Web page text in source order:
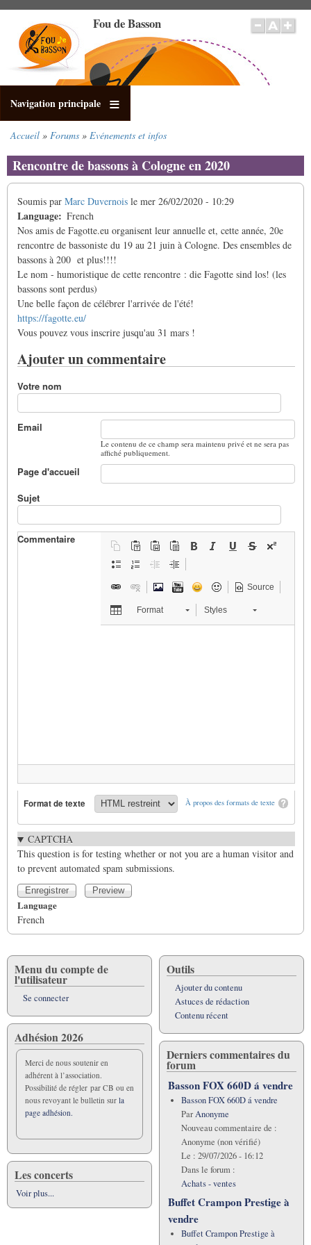
contenu
principal
Fou de Basson
Navigation principale
d'Ariane
Accueil Forums Evénements et infos
Rencontre de bassons à Cologne en 2020
Soumis par Marc Duvernois le mer 26/02/2020 - 10:29
Language
French
Nos amis de Fagotte.eu organisent leur annuelle et, cette année, 20e
rencontre de bassoniste du 19 au 21 juin à Cologne. Des ensembles de
bassons à 200 et plus!!!!
Le nom - humoristique de cette rencontre : die Fagotte sind los! (les
bassons sont perdus)
Une belle façon de célébrer l'arrivée de l'été!
https://fagotte.eu/
Vous pouvez vous inscrire jusqu'au 31 mars !
Ajouter un commentaire
Votre nom
Email
Le contenu de ce champ sera maintenu privé et ne sera pas
affiché publiquement.
Page d'accueil
Sujet
Commentaire
Source
Format Styles
À propos des formats de texte
Format de texte
CAPTCHA
This question is for testing whether or not you are a human visitor and
to prevent automated spam submissions.
Language
French
Menu du compte de
l'utilisateur
Se connecter
Adhésion 2026
Merci de nous soutenir en
adhérent à l’association.
Possibilité de régler par CB ou en
nous revoyant le bulletin sur la
page adhésion.
Les concerts
Voir plus...
Outils
Ajouter du contenu
Astuces de rédaction
Contenu récent
Derniers commentaires du
forum
Basson FOX 660D á vendre
Basson FOX 660D á vendre
ParAnonyme
Nouveau commentaire de :
Anonyme (non vérifié)
Le : 29/07/2026 - 16:12
Dans le forum :
Achats - ventes
Buffet Crampon Prestige à
vendre
Buffet Crampon Prestige à